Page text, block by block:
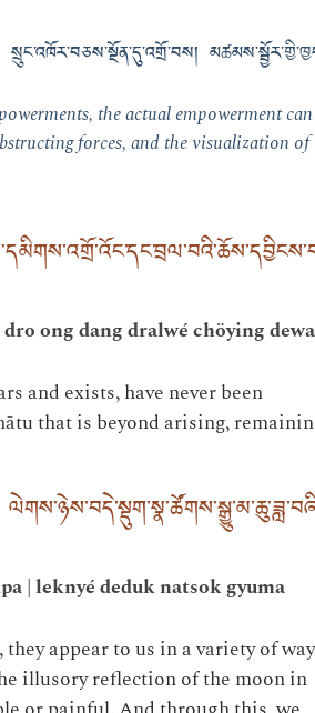
the actual empowerment can
forces, and the visualization of
ong dang dralwé chöying dewa
and exists, have never been
that is beyond arising,
| leknyé deduk natsok gyuma
appear to us in a variety of
illusory reflection of the moon in